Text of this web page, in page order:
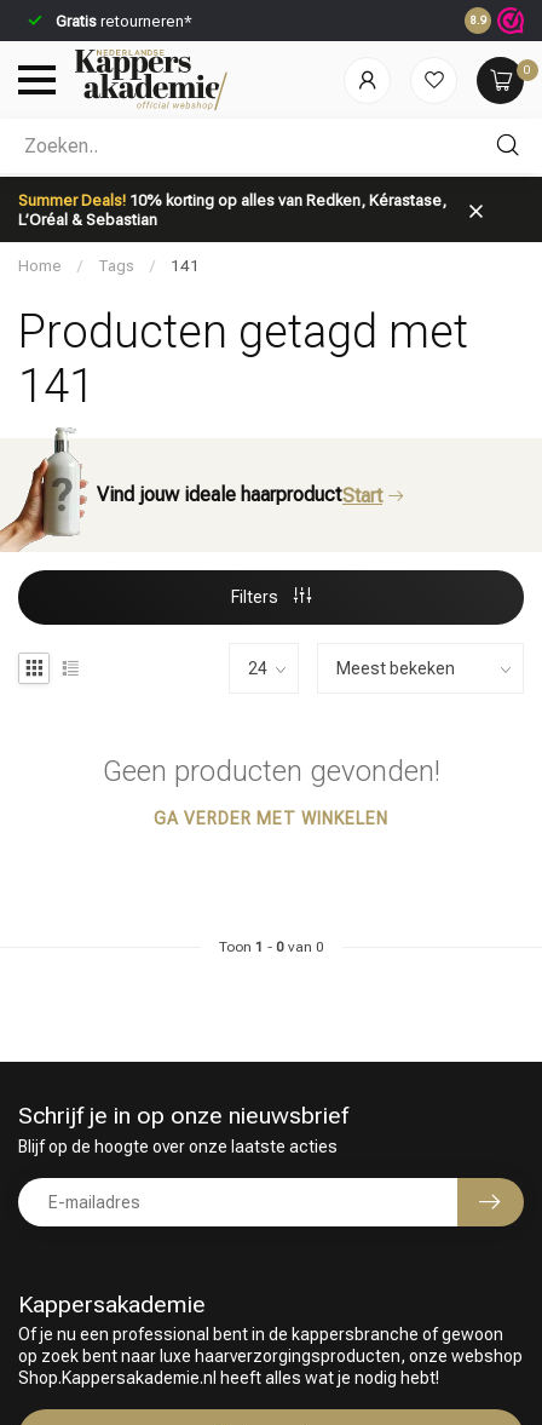
Gratis retourneren* Voor
8.9
0
Summer Deals! 10% korting op alles van Redken, Kérastase,
L’Oréal & Sebastian
Welke categorie ben jij naar op zoek?
Merken
Home / Tags / 141
Producten getagd met
141
Vind jouw ideale haarproductStart
Filters
Geen producten gevonden!
GA VERDER MET WINKELEN
Toon 1 - 0van 0
Kappersakademie
Of je nu een professional bent in de kappersbranche of gewoon
op zoek bent naar luxe haarverzorgingsproducten, onze webshop
Shop.Kappersakademie.nl heeft alles wat je nodig hebt!
Schrijf je in op onze nieuwsbrief
Blijf op de hoogte over onze laatste acties